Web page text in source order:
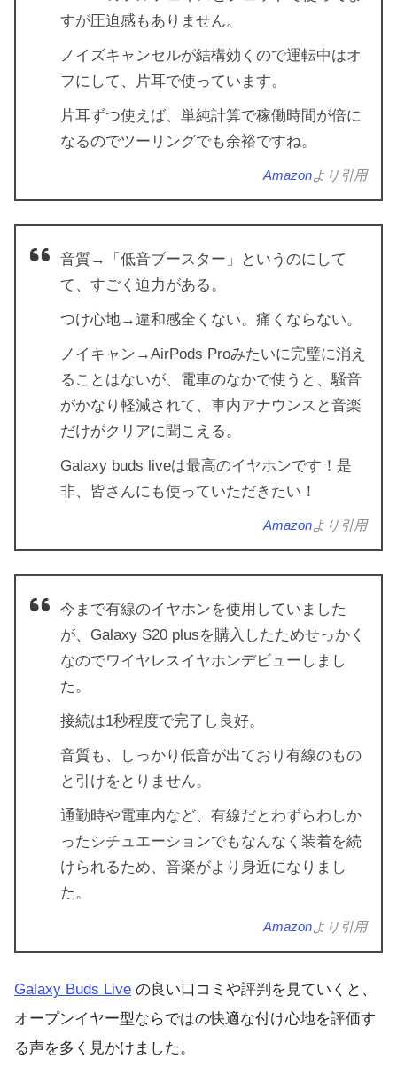
すが圧迫感もありません。
ノイズキャンセルが結構効くので運転中はオ
フにして、片耳で使っています。
片耳ずつ使えば、単純計算で稼働時間が倍に
なるのでツーリングでも余裕ですね。
Amazonより引用
音質→「低音ブースター」というのにして
て、すごく迫力がある。
つけ心地→違和感全くない。痛くならない。
ノイキャン→AirPods Proみたいに完璧に消え
ることはないが、電車のなかで使うと、騒音
がかなり軽減されて、車内アナウンスと音楽
だけがクリアに聞こえる。
Galaxy buds liveは最高のイヤホンです！是
非、皆さんにも使っていただきたい！
Amazonより引用
今まで有線のイヤホンを使用していました
が、Galaxy S20 plusを購入したためせっかく
なのでワイヤレスイヤホンデビューしまし
た。
接続は1秒程度で完了し良好。
音質も、しっかり低音が出ており有線のもの
と引けをとりません。
通勤時や電車内など、有線だとわずらわしか
ったシチュエーションでもなんなく装着を続
けられるため、音楽がより身近になりまし
た。
Amazonより引用
Galaxy Buds Live の良い口コミや評判を見ていくと、
オープンイヤー型ならではの快適な付け心地を評価す
る声を多く見かけました。